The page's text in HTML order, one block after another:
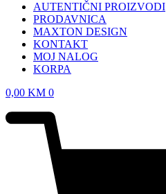
AUTENTIČNI PROIZVODI
PRODAVNICA
MAXTON DESIGN
KONTAKT
MOJ NALOG
KORPA
0,00 KM 0